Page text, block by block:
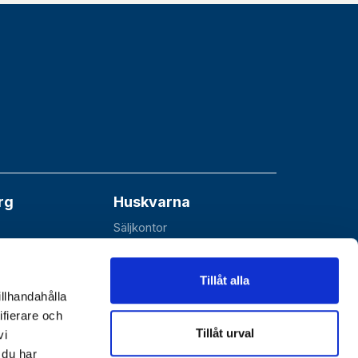
och
har
Tillåt alla
Tillåt urval
Huskvarna
Säljkontor